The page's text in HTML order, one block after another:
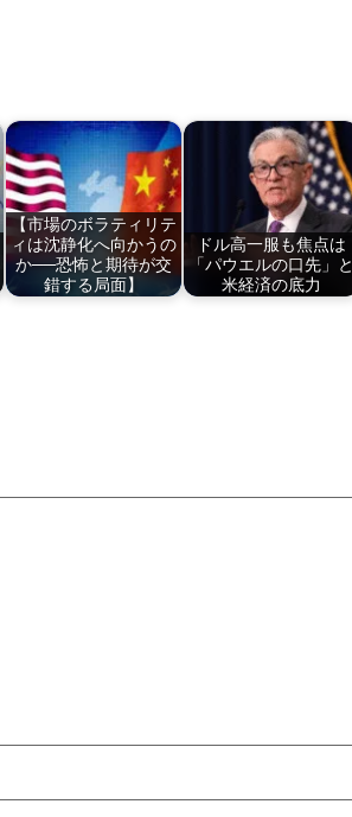
【市場のボラティリテ
ィは沈静化へ向かうの
か──恐怖と期待が交
錯する局面】
ドル高一服も焦点は
「パウエルの口先」と
米経済の底力